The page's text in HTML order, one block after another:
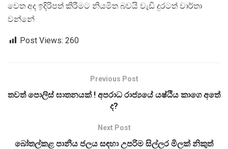
වෙත අද ඉදිරිපත් කිරීමට නියමිත බවයි වැඩි දුරටත් වාර්තා
වන්නේ
Post Views: 260
Previous Post
තවත් පොලිස් ඝාතනයක් ! අපරාධ රාජ්‍යයේ යෂ්ඨිය කාගෙ අතේ
ද?
Next Post
බෝතල්කළ පානීය ජලය සඳහා උපරිම සිල්ලර මිලක් නිකුත්